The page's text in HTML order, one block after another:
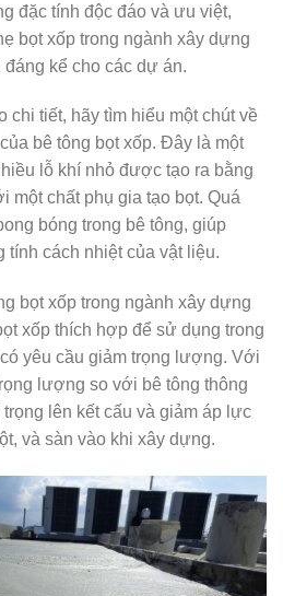
đặc tính độc đáo và ưu việt,
bọt xốp trong ngành xây dựng
kể cho các dự án.
chi tiết, hãy tìm hiểu một chút về
bê tông bọt xốp. Đây là một
lỗ khí nhỏ được tạo ra bằng
một chất phụ gia tạo bọt. Quá
bóng trong bê tông, giúp
cách nhiệt của vật liệu.
bọt xốp trong ngành xây dựng
xốp thích hợp để sử dụng trong
yêu cầu giảm trọng lượng. Với
lượng so với bê tông thông
lên kết cấu và giảm áp lực
và sàn vào khi xây dựng.